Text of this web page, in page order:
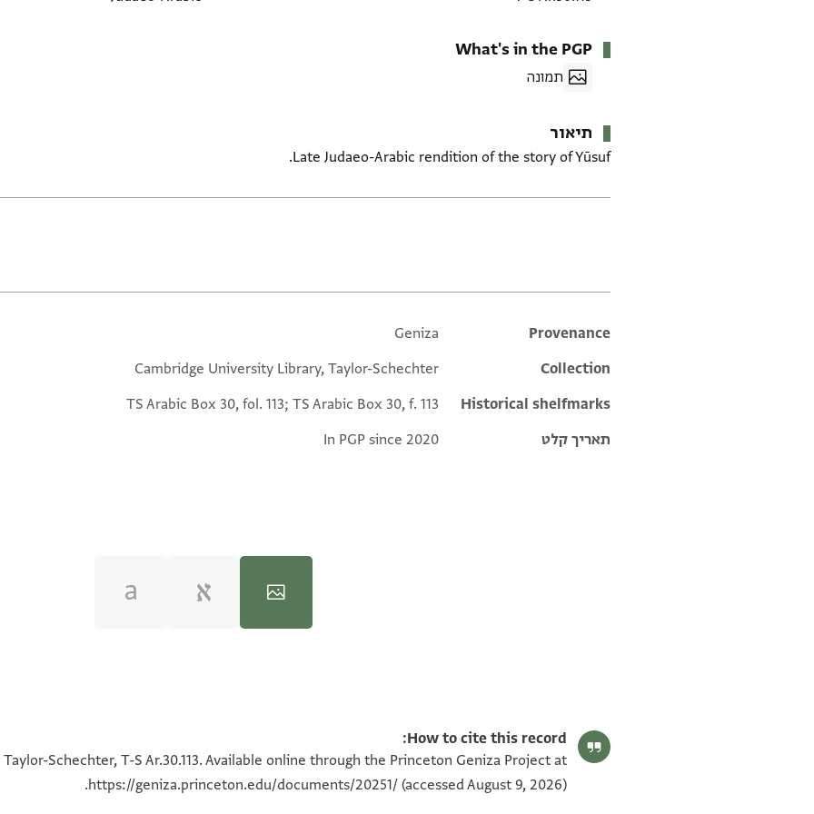
What's in the PGP
תמונה
תיאור
Late Judaeo-Arabic rendition of the story of Yūsuf.
Additional metadata
Provenance
Geniza
Collection
Cambridge University Library, Taylor-Schechter
Historical shelfmarks
TS Arabic Box 30, fol. 113; TS Arabic Box 30, f. 113
תאריך קלט
In PGP since 2020
100%
100%
How to cite this record:
Schechter, T-S Ar.30.113. Available online through the Princeton Geniza Project at
https://geniza.princeton.edu/documents/20251/ (accessed August 9, 2026).